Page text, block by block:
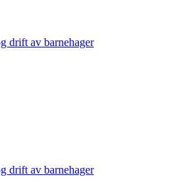
drift av barnehager
drift av barnehager